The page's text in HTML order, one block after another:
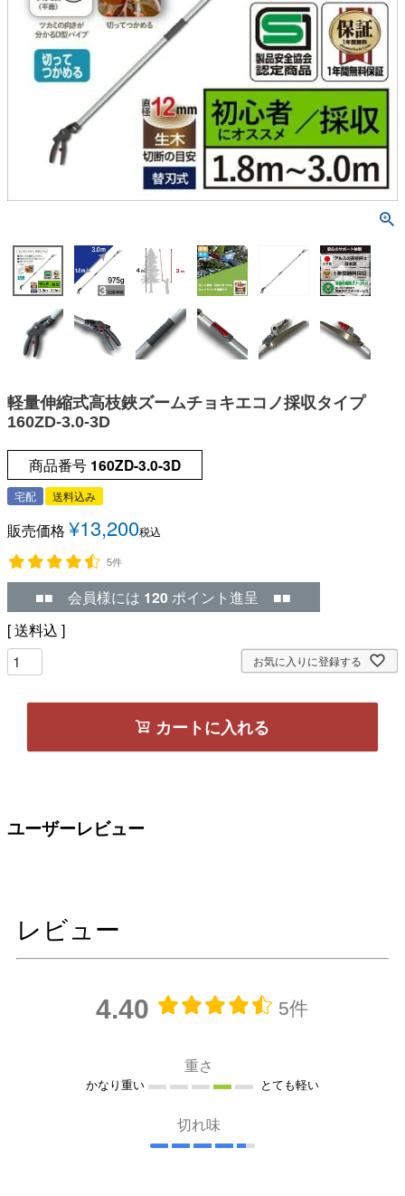
軽量伸縮式高枝鋏ズームチョキエコノ採収タイプ
160ZD-3.0-3D
商品番号 160ZD-3.0-3D
宅配 送料込み
販売価格 ¥13,200税込
5件
■■ 会員様には 120 ポイント進呈 ■■
送料込
お気に入りに登録する
カートに入れる
ユーザーレビュー
レビュー
4.40 5件
重さ
かなり重い とても軽い
切れ味